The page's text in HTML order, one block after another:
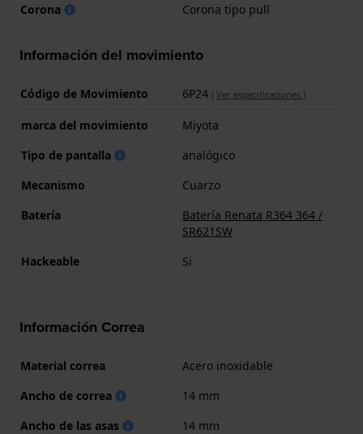
Corona
Corona tipo pull
Información del movimiento
Código de Movimiento 6P24 ( Ver especificaciones )
marca del movimiento
Miyota
Tipo de pantalla
analógico
Mecanismo
Cuarzo
Batería
Batería Renata R364 364 /
SR621SW
Hackeable
Si
Información Correa
Material correa
Acero inoxidable
Ancho de correa
14 mm
Ancho de las asas
14 mm